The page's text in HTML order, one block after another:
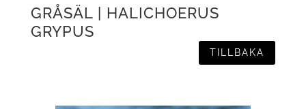
GRÅSÄL | HALICHOERUS
GRYPUS
TILLBAKA